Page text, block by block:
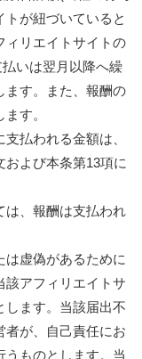
が紐づいていると
ィリエイトサイトの
いは翌月以降へ繰
ます。また、報酬の
す。
払われる金額は、
よび本条第13項に
は、報酬は支払われ
虚偽があるために
該アフィリエイトサ
します。当該届出不
者が、自己責任にお
うものとします。当